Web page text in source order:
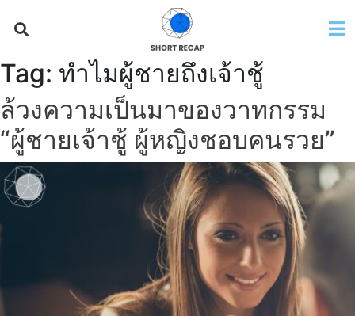
Tag: ทำไมผู้ชายถึงเจ้าชู้
ล้วงความเป็นมาของวาทกรรม
“ผู้ชายเจ้าชู้ ผู้หญิงชอบคนรวย”